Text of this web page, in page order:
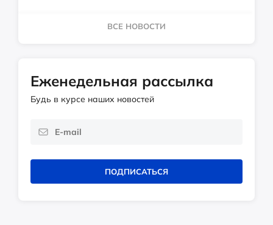
ВСЕ НОВОСТИ
Еженедельная рассылка
Будь в курсе наших новостей
ПОДПИСАТЬСЯ